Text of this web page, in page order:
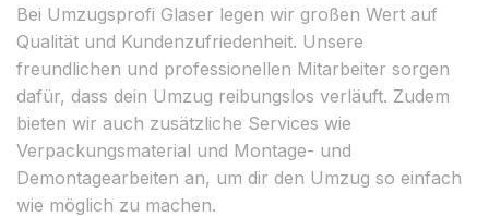
Bei Umzugsprofi Glaser legen wir großen Wert auf
Qualität und Kundenzufriedenheit. Unsere
freundlichen und professionellen Mitarbeiter sorgen
dafür, dass dein Umzug reibungslos verläuft. Zudem
bieten wir auch zusätzliche Services wie
Verpackungsmaterial und Montage- und
Demontagearbeiten an, um dir den Umzug so einfach
wie möglich zu machen.